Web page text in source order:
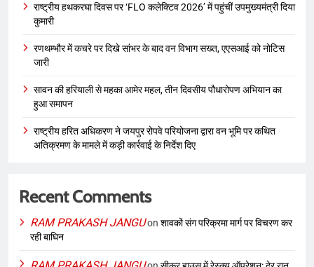
राष्ट्रीय हथकरघा दिवस पर ‘FLO कलेक्टिव 2026’ में पहुंचीं उपमुख्यमंत्री दिया
कुमारी
रणथम्भौर में कचरे पर दिखे सांभर के बाद वन विभाग सख्त, एएसआई को नोटिस
जारी
सावन की हरियाली से महका आमेर महल, तीन दिवसीय पौधारोपण अभियान का
हुआ समापन
राष्ट्रीय हरित अधिकरण ने जयपुर रोपवे परियोजना द्वारा वन भूमि पर कथित
अतिक्रमण के मामले में कड़ी कार्रवाई के निर्देश दिए
Recent Comments
RAM PRAKASH JANGUon शावकों संग परिक्रमा मार्ग पर विचरण कर
रही बाघिन